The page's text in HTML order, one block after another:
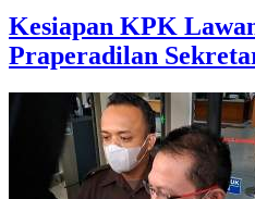
Kesiapan KPK
Praperadilan